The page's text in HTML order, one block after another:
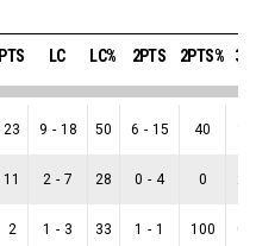
PTS LC LC% 2PTS 2PTS%
23 9 - 18 50 6 - 15 40
11 2 - 7 28 0 - 4 0 2
2 1 - 3 33 1 - 1 100 0